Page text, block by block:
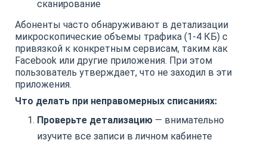
сканирование
Абоненты часто обнаруживают в детализации
микроскопические объемы трафика (1-4 КБ) с
привязкой к конкретным сервисам, таким как
Facebook или другие приложения. При этом
пользователь утверждает, что не заходил в эти
приложения.
Что делать при неправомерных списаниях:
Проверьте детализацию — внимательно
изучите все записи в личном кабинете